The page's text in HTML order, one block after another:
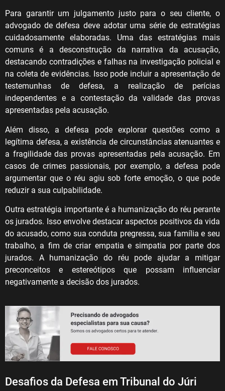
Para garantir um julgamento justo para o seu cliente, o
advogado de defesa deve adotar uma série de estratégias
cuidadosamente elaboradas. Uma das estratégias mais
comuns é a desconstrução da narrativa da acusação,
destacando contradições e falhas na investigação policial e
na coleta de evidências. Isso pode incluir a apresentação de
testemunhas de defesa, a realização de perícias
independentes e a contestação da validade das provas
apresentadas pela acusação.
Além disso, a defesa pode explorar questões como a
legítima defesa, a existência de circunstâncias atenuantes e
a fragilidade das provas apresentadas pela acusação. Em
casos de crimes passionais, por exemplo, a defesa pode
argumentar que o réu agiu sob forte emoção, o que pode
reduzir a sua culpabilidade.
Outra estratégia importante é a humanização do réu perante
os jurados. Isso envolve destacar aspectos positivos da vida
do acusado, como sua conduta pregressa, sua família e seu
trabalho, a fim de criar empatia e simpatia por parte dos
jurados. A humanização do réu pode ajudar a mitigar
preconceitos e estereótipos que possam influenciar
negativamente a decisão dos jurados.
Desafios da Defesa em Tribunal do Júri